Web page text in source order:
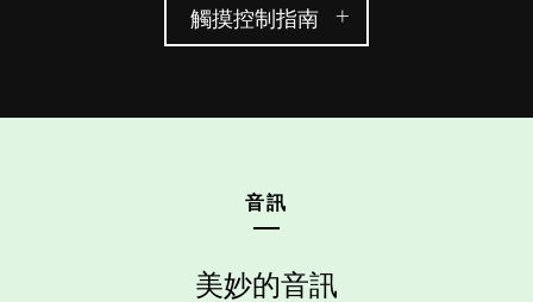
觸摸控制指南
音訊
美妙的音訊